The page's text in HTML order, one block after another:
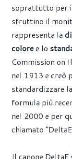
soprattutto per
sfruttino il
rappresenta la
coloree lo
Commission on
nel 1913 e creò
standardizzare
formula più
nel 2000 e per
chiamato
Il canone